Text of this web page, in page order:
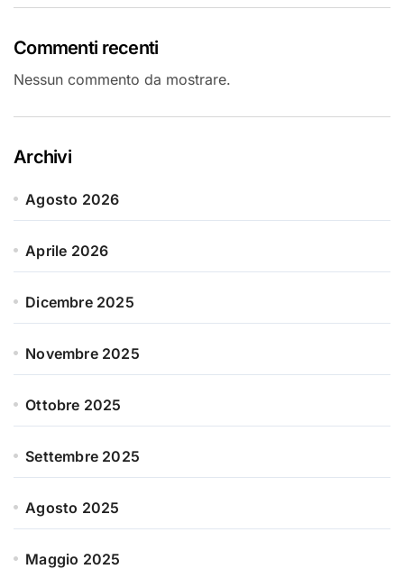
Commenti recenti
Nessun commento da mostrare.
Archivi
Agosto 2026
Aprile 2026
Dicembre 2025
Novembre 2025
Ottobre 2025
Settembre 2025
Agosto 2025
Maggio 2025